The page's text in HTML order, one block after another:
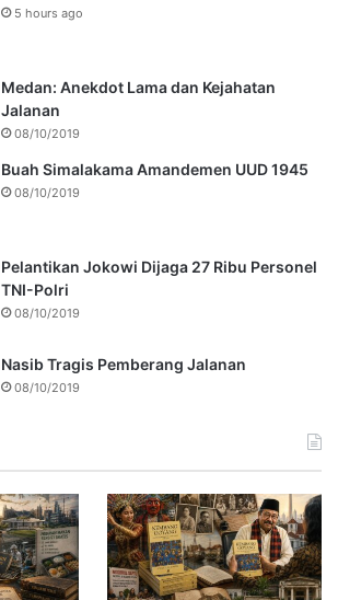
5 hours ago
Medan: Anekdot Lama dan Kejahatan
Jalanan
08/10/2019
Buah Simalakama Amandemen UUD 1945
08/10/2019
Pelantikan Jokowi Dijaga 27 Ribu Personel
TNI-Polri
08/10/2019
Nasib Tragis Pemberang Jalanan
08/10/2019